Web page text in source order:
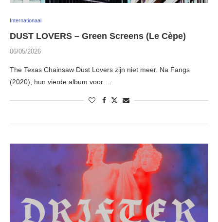
Internationaal
DUST LOVERS – Green Screens (Le Cèpe)
06/05/2026
The Texas Chainsaw Dust Lovers zijn niet meer. Na Fangs
(2020), hun vierde album voor …